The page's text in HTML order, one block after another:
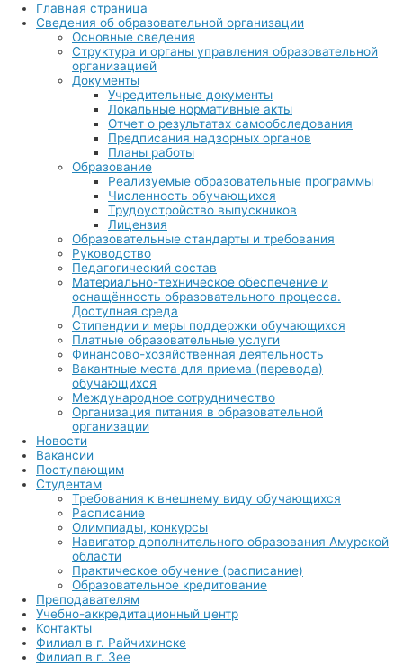
Главная страница
Сведения об образовательной организации
Основные сведения
Структура и органы управления образовательной
организацией
Документы
Учредительные документы
Локальные нормативные акты
Отчет о результатах самообследования
Предписания надзорных органов
Планы работы
Образование
Реализуемые образовательные программы
Численность обучающихся
Трудоустройство выпускников
Лицензия
Образовательные стандарты и требования
Руководство
Педагогический состав
Материально-техническое обеспечение и
оснащённость образовательного процесса.
Доступная среда
Стипендии и меры поддержки обучающихся
Платные образовательные услуги
Финансово-хозяйственная деятельность
Вакантные места для приема (перевода)
обучающихся
Международное сотрудничество
Организация питания в образовательной
организации
Новости
Вакансии
Поступающим
Студентам
Требования к внешнему виду обучающихся
Расписание
Олимпиады, конкурсы
Навигатор дополнительного образования Амурской
области
Практическое обучение (расписание)
Образовательное кредитование
Преподавателям
Учебно-аккредитационный центр
Контакты
Филиал в г. Райчихинске
Филиал в г. Зее